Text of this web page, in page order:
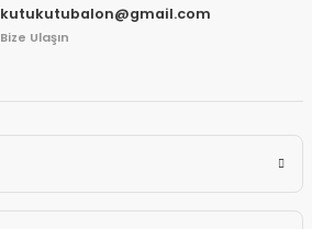
kutukutubalon@gmail.com
Bize Ulaşın